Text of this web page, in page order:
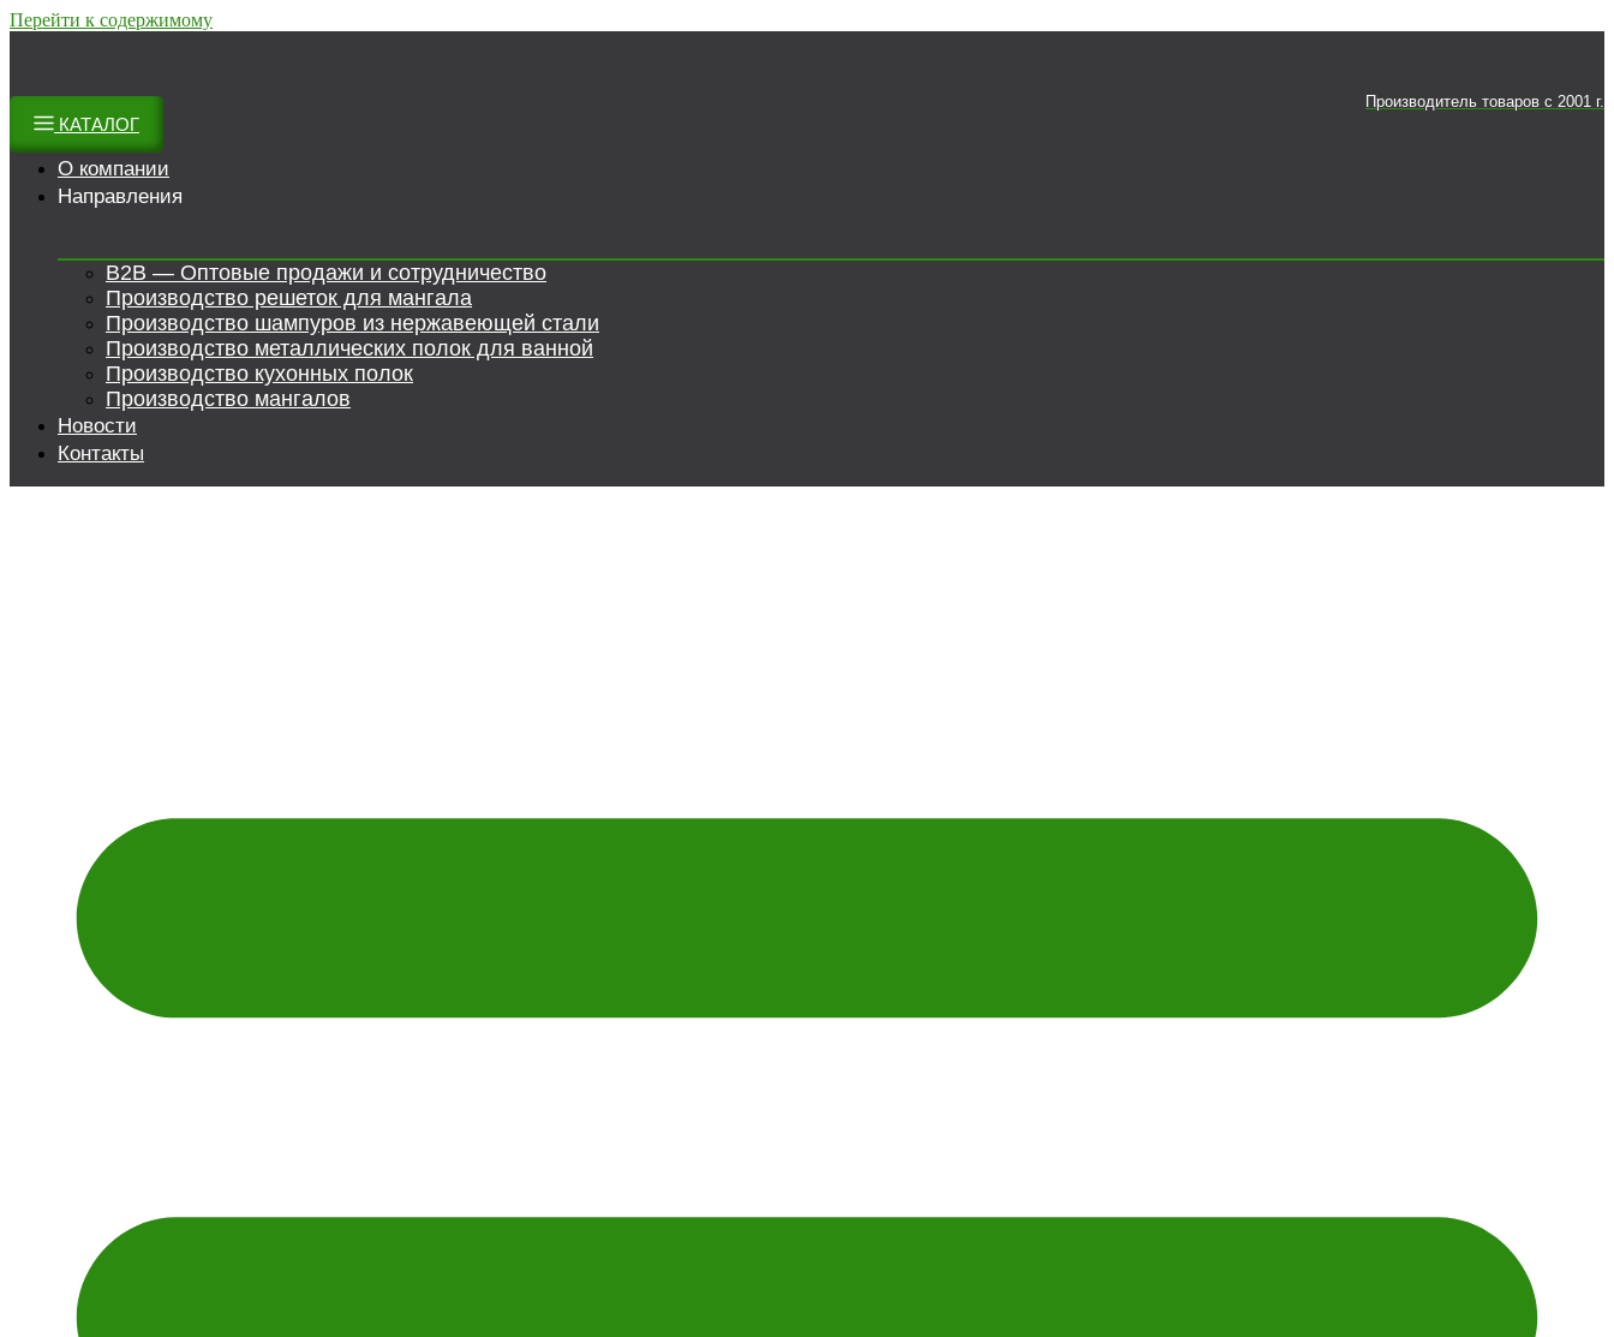
Перейти к содержимому
Производитель товаров c 2001 г.
КАТАЛОГ
О компании
Направления
B2B — Оптовые продажи и сотрудничество
Производство решеток для мангала
Производство шампуров из нержавеющей стали
Производство металлических полок для ванной
Производство кухонных полок
Производство мангалов
Новости
Контакты